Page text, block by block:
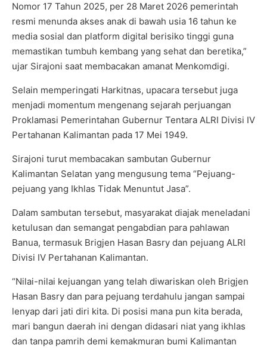
Nomor 17 Tahun 2025, per 28 Maret 2026 pemerintah
resmi menunda akses anak di bawah usia 16 tahun ke
media sosial dan platform digital berisiko tinggi guna
memastikan tumbuh kembang yang sehat dan beretika,”
ujar Sirajoni saat membacakan amanat Menkomdigi.
Selain memperingati Harkitnas, upacara tersebut juga
menjadi momentum mengenang sejarah perjuangan
Proklamasi Pemerintahan Gubernur Tentara ALRI Divisi IV
Pertahanan Kalimantan pada 17 Mei 1949.
Sirajoni turut membacakan sambutan Gubernur
Kalimantan Selatan yang mengusung tema “Pejuang-
pejuang yang Ikhlas Tidak Menuntut Jasa”.
Dalam sambutan tersebut, masyarakat diajak meneladani
ketulusan dan semangat pengabdian para pahlawan
Banua, termasuk Brigjen Hasan Basry dan pejuang ALRI
Divisi IV Pertahanan Kalimantan.
“Nilai-nilai kejuangan yang telah diwariskan oleh Brigjen
Hasan Basry dan para pejuang terdahulu jangan sampai
lenyap dari jati diri kita. Di posisi mana pun kita berada,
mari bangun daerah ini dengan didasari niat yang ikhlas
dan tanpa pamrih demi kemakmuran bumi Kalimantan